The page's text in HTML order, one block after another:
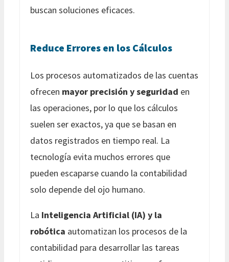
buscan soluciones eficaces.
Reduce Errores en los Cálculos
Los procesos automatizados de las cuentas
ofrecen mayor precisión y seguridad en
las operaciones, por lo que los cálculos
suelen ser exactos, ya que se basan en
datos registrados en tiempo real. La
tecnología evita muchos errores que
pueden escaparse cuando la contabilidad
solo depende del ojo humano.
La Inteligencia Artificial (IA) y la
robótica automatizan los procesos de la
contabilidad para desarrollar las tareas